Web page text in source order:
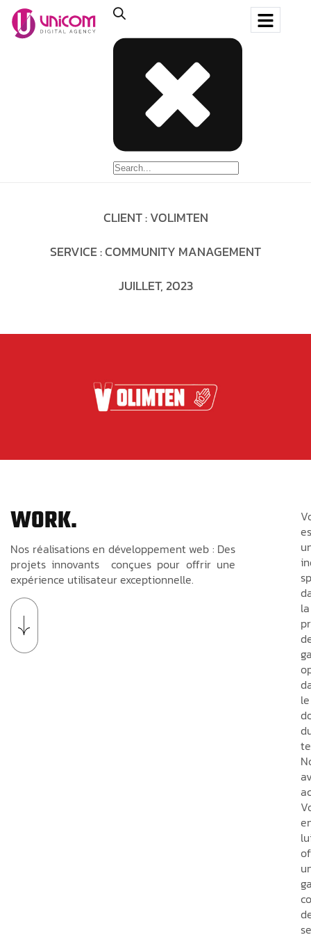
CLIENT : VOLIMTEN
SERVICE : COMMUNITY MANAGEMENT
JUILLET, 2023
WORK.
Nos réalisations en développement web : Des
projets innovants conçues pour offrir une
expérience utilisateur exceptionnelle.
la
le